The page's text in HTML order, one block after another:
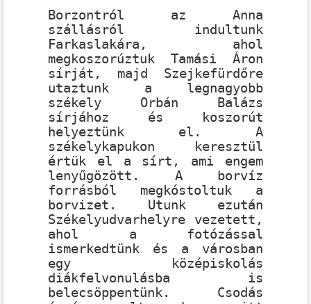
Borzontról az Anna
szállásról indultunk
Farkaslakára, ahol
megkoszorúztuk Tamási Áron
sírját, majd Szejkefürdőre
utaztunk a legnagyobb
székely Orbán Balázs
sírjához és koszorút
helyeztünk el. A
székelykapukon keresztül
értük el a sírt, ami engem
lenyűgözött. A borvíz
forrásból megkóstoltuk a
borvizet. Utunk ezután
Székelyudvarhelyre vezetett,
ahol a fotózással
ismerkedtünk és a városban
egy középiskolás
diákfelvonulásba is
belecsöppentünk. Csodás